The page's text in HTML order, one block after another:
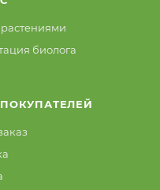
растениями
биолога